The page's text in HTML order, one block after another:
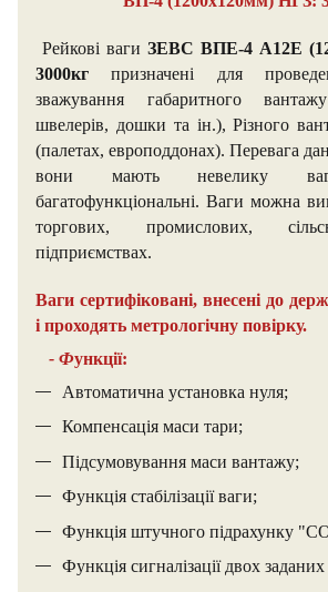
Рейкові ваги ЗЕВС ВПЕ-4 А12Е
3000кг призначені для
зважування габаритного
швелерів, дошки та ін.), Різного
(палетах, европоддонах). Перевага
вони мають невелику
багатофункціональні. Ваги можна
торгових, промислових,
підприємствах.
Ваги сертифіковані, внесені до
і проходять метрологічну повірку.
- Функції:
Автоматична установка нуля;
Компенсація маси тари;
Підсумовування маси вантажу;
Функція стабілізації ваги;
Функція штучного підрахунку
Функція сигналізації двох заданих